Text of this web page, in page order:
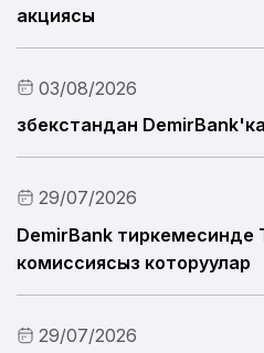
Насыялар
Санарип банкинг
Банк тууралуу
Пикириңди билдир
Пайдалуу маалымат
акциясы
03/08/2026
Өзбекстандан
29/07/2026
DemirBank тиркемесинде
комиссиясыз которуулар
29/07/2026